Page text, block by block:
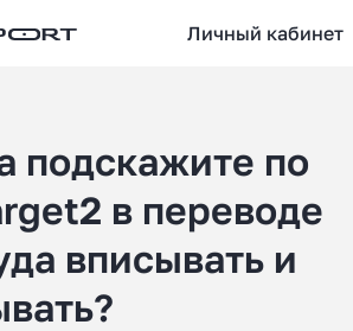
Личный кабинет
подскажите по
в переводе
вписывать и